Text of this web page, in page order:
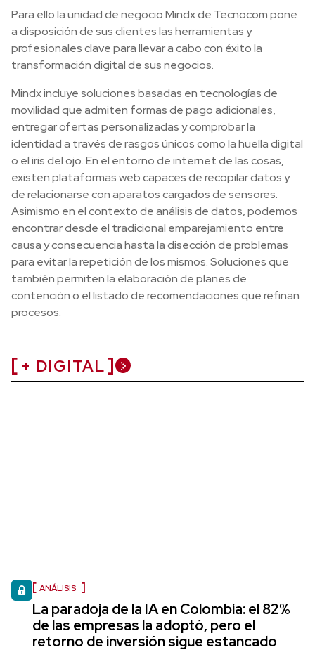
Para ello la unidad de negocio Mindx de Tecnocom pone
a disposición de sus clientes las herramientas y
profesionales clave para llevar a cabo con éxito la
transformación digital de sus negocios.
Mindx incluye soluciones basadas en tecnologías de
movilidad que admiten formas de pago adicionales,
entregar ofertas personalizadas y comprobar la
identidad a través de rasgos únicos como la huella digital
o el iris del ojo. En el entorno de internet de las cosas,
existen plataformas web capaces de recopilar datos y
de relacionarse con aparatos cargados de sensores.
Asimismo en el contexto de análisis de datos, podemos
encontrar desde el tradicional emparejamiento entre
causa y consecuencia hasta la disección de problemas
para evitar la repetición de los mismos. Soluciones que
también permiten la elaboración de planes de
contención o el listado de recomendaciones que refinan
procesos.
+ DIGITAL
ANÁLISIS
La paradoja de la IA en Colombia: el 82%
de las empresas la adoptó, pero el
retorno de inversión sigue estancado